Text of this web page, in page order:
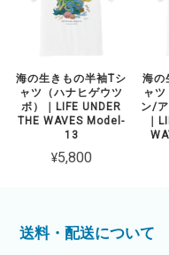
海の生きもの半袖Tシ
ャツ（ハナヒゲウツ
ボ）｜LIFE UNDER
THE WAVES Model-
13
¥5,800
海の
ャ
ン/
｜
送料・配送について